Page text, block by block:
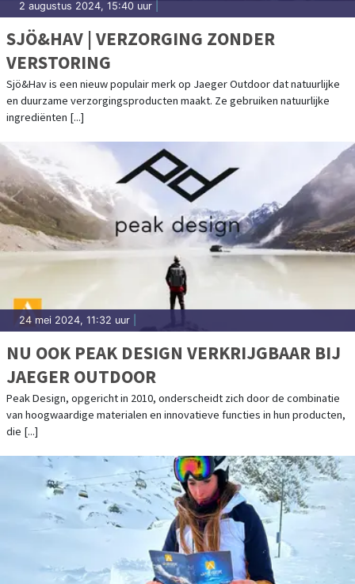
2 augustus 2024, 15:40 uur
SJÖ&HAV | VERZORGING ZONDER
VERSTORING
Sjö&Hav is een nieuw populair merk op Jaeger Outdoor dat natuurlijke
en duurzame verzorgingsproducten maakt. Ze gebruiken natuurlijke
ingrediënten [...]
24 mei 2024, 11:32 uur
NU OOK PEAK DESIGN VERKRIJGBAAR BIJ
JAEGER OUTDOOR
Peak Design, opgericht in 2010, onderscheidt zich door de combinatie
van hoogwaardige materialen en innovatieve functies in hun producten,
die [...]